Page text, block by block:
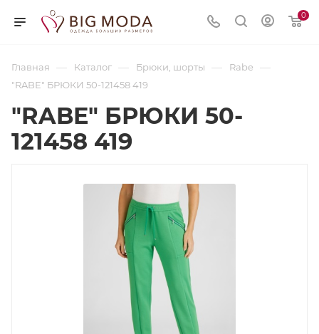
0
Главная — Каталог — Брюки, шорты — Rabe —
"RABE" БРЮКИ 50-121458 419
"RABE" БРЮКИ 50-
121458 419